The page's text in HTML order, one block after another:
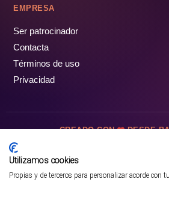
EMPRESA
Ser patrocinador
Contacta
Términos de uso
Privacidad
CREADO CON DESDE
Utilizamos cookies
Propias y de terceros para personalizar acorde con